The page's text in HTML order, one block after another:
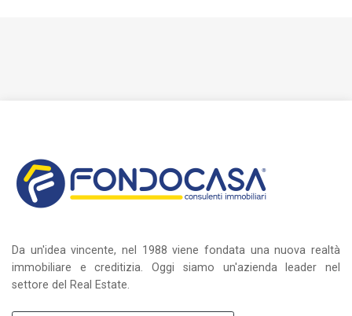
Da un'idea vincente, nel 1988 viene fondata una nuova realtà
immobiliare e creditizia. Oggi siamo un'azienda leader nel
settore del Real Estate.